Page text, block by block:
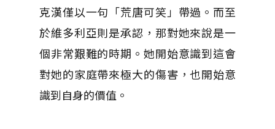
克漢僅以一句「荒唐可笑」帶過。而至
於維多利亞則是承認，那對她來說是一
個非常艱難的時期。她開始意識到這會
對她的家庭帶來極大的傷害，也開始意
識到自身的價值。